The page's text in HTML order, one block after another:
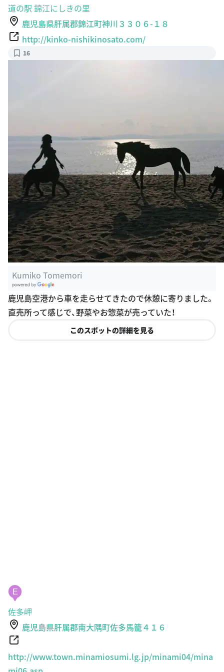
道の駅 錦江にしきの里
鹿児島県肝属郡錦江町神川３３０６-１８
http://kinko-nishikinosato.com/
16
Kumiko Tomemori
oogle Plac
es
鹿児島空港から車を走らせてきたので休憩に寄りました。
直売所って感じで、野菜やお惣菜が売っていた！
このスポットの詳細を見る
E
佐多岬
鹿児島県肝属郡南大隅町佐多馬籠４１６
http://www.town.minamiosumi.lg.jp/minami04/mina